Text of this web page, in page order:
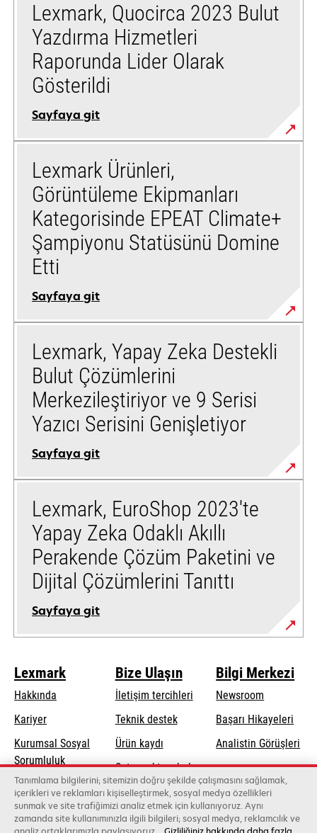
Lexmark, Quocirca 2023 Bulut
Yazdırma Hizmetleri
Raporunda Lider Olarak
Gösterildi
Sayfaya git
Lexmark Ürünleri,
Görüntüleme Ekipmanları
Kategorisinde EPEAT Climate+
Şampiyonu Statüsünü Domine
Etti
Sayfaya git
Lexmark, Yapay Zeka Destekli
Bulut Çözümlerini
Merkezileştiriyor ve 9 Serisi
Yazıcı Serisini Genişletiyor
Sayfaya git
Lexmark, EuroShop 2023'te
Yapay Zeka Odaklı Akıllı
Perakende Çözüm Paketini ve
Dijital Çözümlerini Tanıttı
Sayfaya git
Lexmark
Hakkında
Kariyer
Kurumsal Sosyal
Sorumlulukopens
in
a
new
tab
Sürdürülebilirlik
Bize Ulaşın
İletişim tercihleri
Teknik destekopens
new
tab
Ürün kaydı
Satış noktası bul
Toptancıların
listesi
Bilgi Merkezi
Newsroom
Başarı Hikayeleri
Analistin Görüşleri
Tanımlama bilgilerini; sitemizin doğru şekilde çalışmasını sağlamak,
içerikleri ve reklamları kişiselleştirmek, sosyal medya özellikleri
sunmak ve site trafiğimizi analiz etmek için kullanıyoruz. Aynı
zamanda site kullanımınızla ilgili bilgileri; sosyal medya, reklamcılık ve